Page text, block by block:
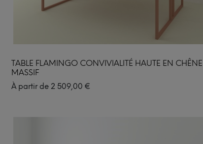
TABLE FLAMINGO CONVIVIALITÉ HAUTE EN CHÊNE
MASSIF
À partir de 2 509,00 €